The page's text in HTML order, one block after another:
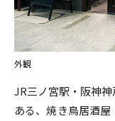
外観
JR三ノ宮駅・阪神
ある、焼き鳥居酒